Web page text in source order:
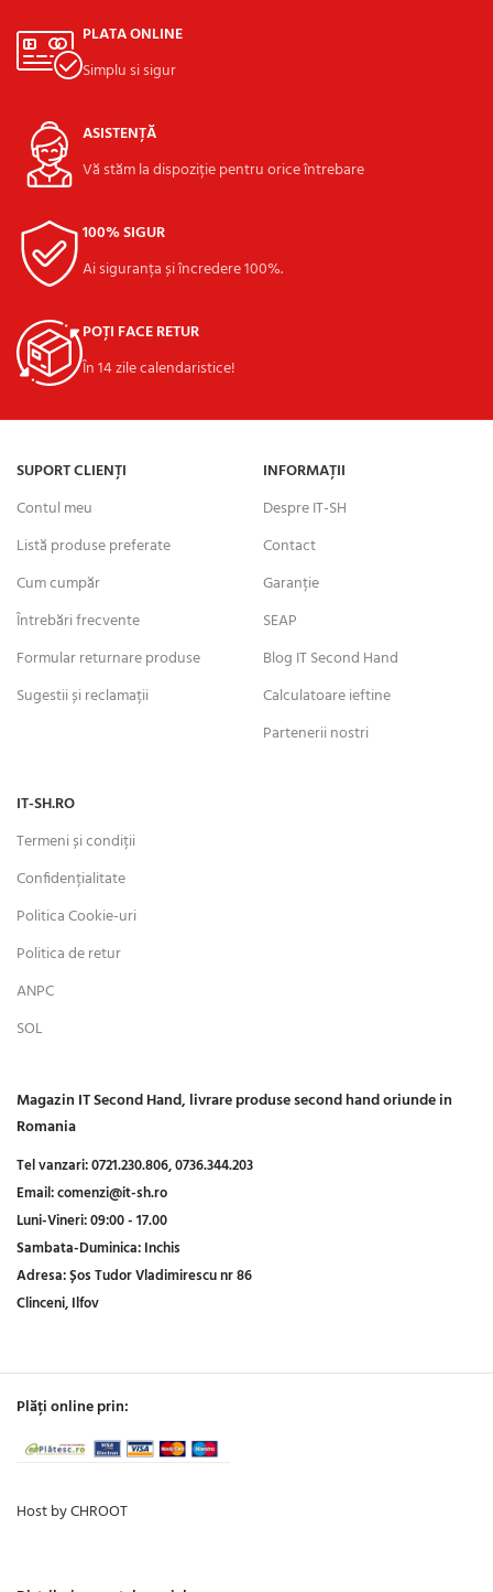
PLATA ONLINE
Simplu si sigur
ASISTENȚĂ
Vă stăm la dispoziție pentru orice întrebare
100% SIGUR
Ai siguranța și încredere 100%.
POȚI FACE RETUR
În 14 zile calendaristice!
SUPORT CLIENȚI
Contul meu
Listă produse preferate
Cum cumpăr
Întrebări frecvente
Formular returnare produse
Sugestii și reclamații
INFORMAȚII
Despre IT-SH
Contact
Garanție
SEAP
Blog IT Second Hand
Calculatoare ieftine
Partenerii nostri
IT-SH.RO
Termeni și condiții
Confidențialitate
Politica Cookie-uri
Politica de retur
ANPC
SOL
Magazin IT Second Hand, livrare produse second hand oriunde in
Romania
Tel vanzari:0721.230.806,0736.344.203
Email:comenzi@it-sh.ro
Luni-Vineri:09:00 - 17.00
Sambata-Duminica:Inchis
Adresa:Șos Tudor Vladimirescu nr 86
Clinceni, Ilfov
Plăți online prin:
Host by CHROOT